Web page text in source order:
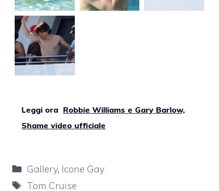
Leggi ora Robbie Williams e Gary Barlow,
Shame video ufficiale
Categorie
Gallery, Icone Gay
Tag
Tom Cruise